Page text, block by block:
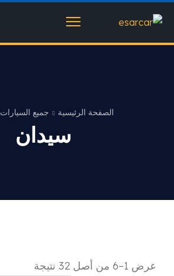
الصفحة الرئيسية جميع السيارات
سيدان
عرض 1–6 من أصل 32 نتيجة